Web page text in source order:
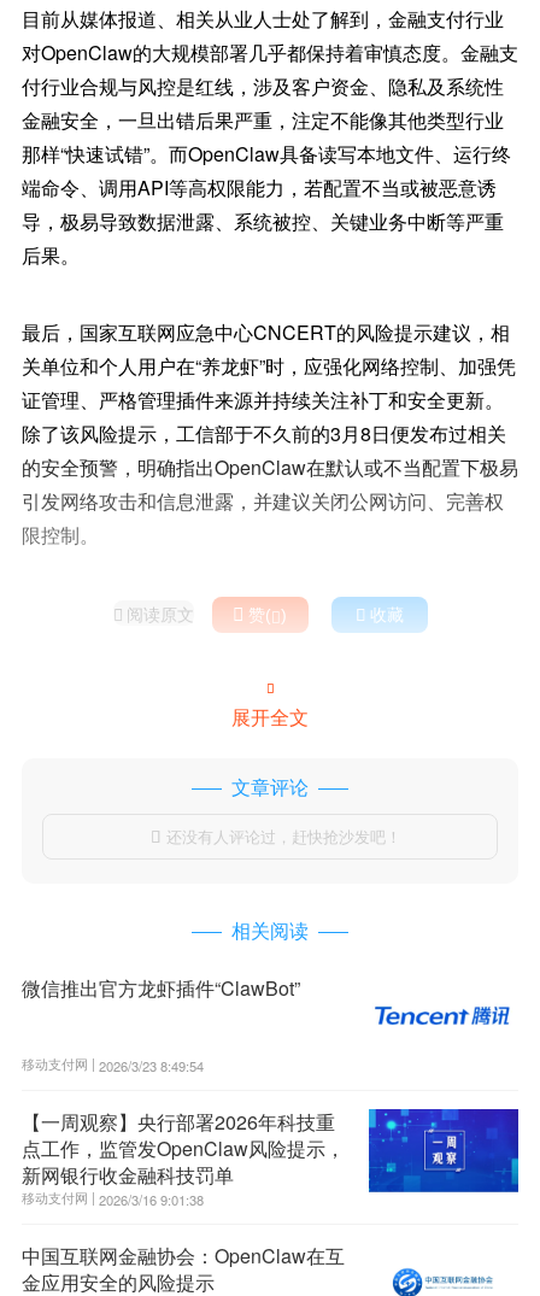
目前从媒体报道、相关从业人士处了解到，金融支付行业
对OpenClaw‌的大规模部署几乎都保持着审慎态度。‌金融支
付行业‌合规与风控是红线‌，涉及客户资金、隐私及系统性
金融安全，‌一旦出错后果严重，注定不能像其他类型行业
那样“快速试错”。而OpenClaw具备读写本地文件、运行终
端命令、调用API等高权限能力，若配置不当或被恶意诱
导，极易导致‌数据泄露、系统被控、关键业务中断‌等严重
后果。
最后，国家互联网应急中心CNCERT的风险提示建议，相
关单位和个人用户在“养龙虾”时，应强化网络控制、加强凭
证管理、严格管理插件来源并持续关注补丁和安全更新。
除了该风险提示，工信部于不久前的3月8日便发布过相关
的安全预警，明确指出OpenClaw在默认或不当配置下‌极易
引发网络攻击和信息泄露‌，并建议关闭公网访问、完善权
限控制。
 阅读原文  赞()  收藏

展开全文
文章评论
 还没有人评论过，赶快抢沙发吧！
相关阅读
微信推出官方龙虾插件“ClawBot”
移动支付网 | 2026/3/23 8:49:54
【一周观察】央行部署2026年科技重
点工作，监管发OpenClaw风险提示，
新网银行收金融科技罚单
移动支付网 | 2026/3/16 9:01:38
中国互联网金融协会：OpenClaw在互
金应用安全的风险提示